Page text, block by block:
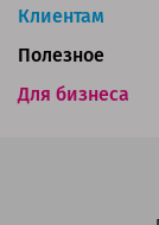
Клиентам
Для бизнеса
Полезное